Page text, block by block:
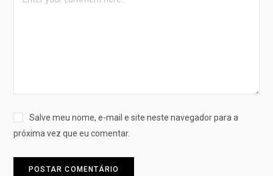
Salve meu nome, e-mail e site neste navegador para a
próxima vez que eu comentar.